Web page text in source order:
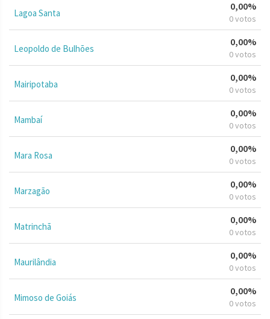
Lagoa Santa
0,00%
0 votos
Leopoldo de Bulhões
0,00%
0 votos
Mairipotaba
0,00%
0 votos
Mambaí
0,00%
0 votos
Mara Rosa
0,00%
0 votos
Marzagão
0,00%
0 votos
Matrinchã
0,00%
0 votos
Maurilândia
0,00%
0 votos
Mimoso de Goiás
0,00%
0 votos